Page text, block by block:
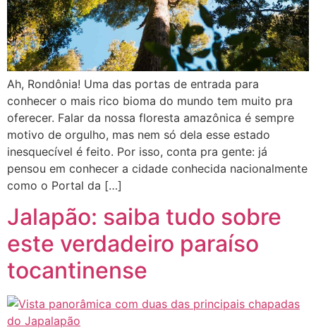
Ah, Rondônia! Uma das portas de entrada para
conhecer o mais rico bioma do mundo tem muito pra
oferecer. Falar da nossa floresta amazônica é sempre
motivo de orgulho, mas nem só dela esse estado
inesquecível é feito. Por isso, conta pra gente: já
pensou em conhecer a cidade conhecida nacionalmente
como o Portal da […]
Jalapão: saiba tudo sobre
este verdadeiro paraíso
tocantinense